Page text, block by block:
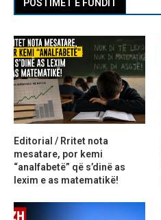
POSTIMET E FUNDIT
Editorial / Rritet nota
mesatare, por kemi
“analfabetë” që s’dinë as
lexim e as matematikë!